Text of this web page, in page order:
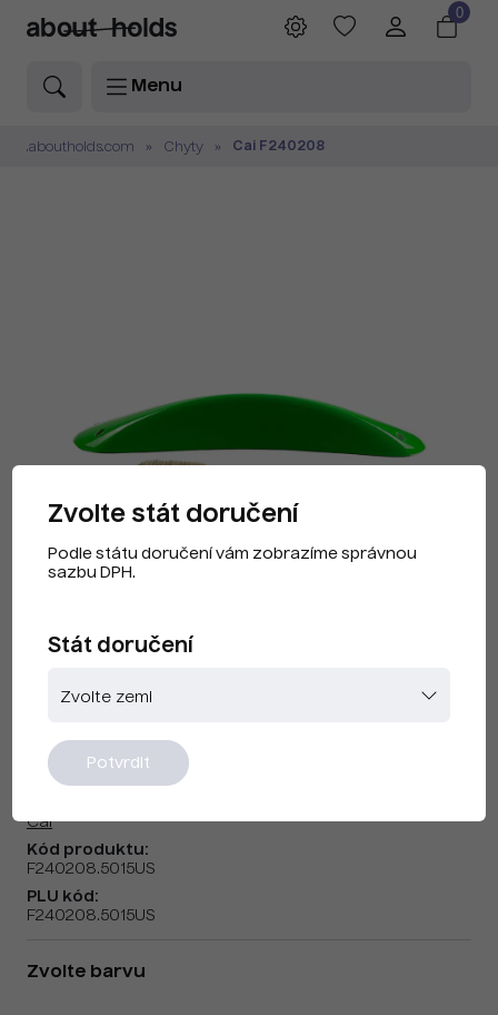
Menu
0
.aboutholds.com Chyty Cai F240208
CAI F240208 Nebeská modrá US
Cai
Kód produktu:
F240208.5015US
PLU kód:
F240208.5015US
Zvolte barvu
Zvolte stát doručení
Podle státu doručení vám zobrazíme správnou
sazbu DPH.
Stát doručení
Potvrdit